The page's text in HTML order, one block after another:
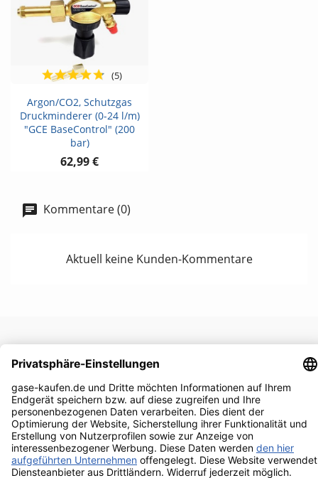
Argon/CO2, Schutzgas
Druckminderer (0-24 l/m)
"GCE BaseControl" (200
bar)
62,99 €
(5)
Kommentare (0)
Aktuell keine Kunden-Kommentare
UNTERNEHMEN
RECHTLICHES 
IHR KONTO 
KONTAKTINFORMATIONEN keyboard_arrow_down